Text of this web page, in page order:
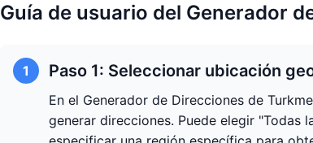
Guía de usuario del Generador
1 Paso 1: Seleccionar ubicación
En el Generador de Direcciones de
generar direcciones. Puede elegir "Todas